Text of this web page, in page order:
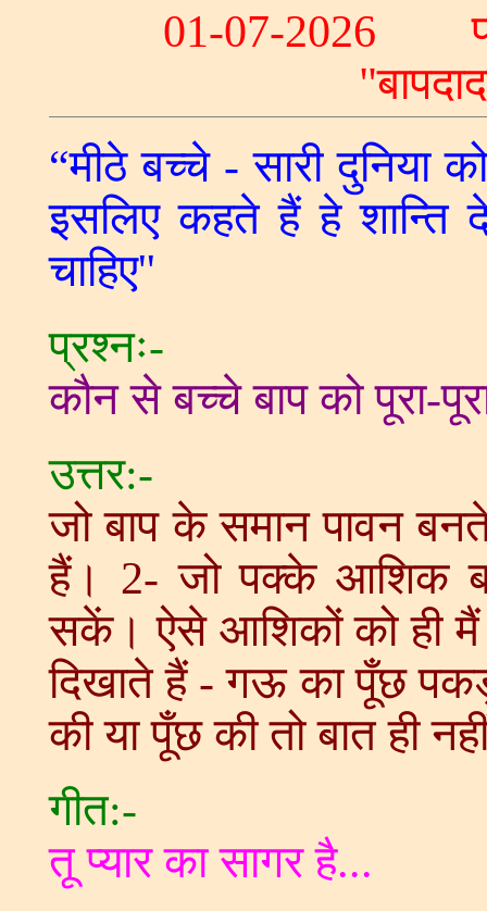
01-07-2026
“मीठे बच्चे - सारी दुनिया
इसलिए कहते हैं हे शान्ति
चाहिए''
प्रश्नः-
कौन से बच्चे बाप को पूरा-
उत्तर:-
जो बाप के समान पावन
हैं। 2- जो पक्के आशिक
सकें। ऐसे आशिकों को ही मैं
दिखाते हैं - गऊ का पूँछ
की या पूँछ की तो बात ही
गीत:-
तू प्यार का सागर है...